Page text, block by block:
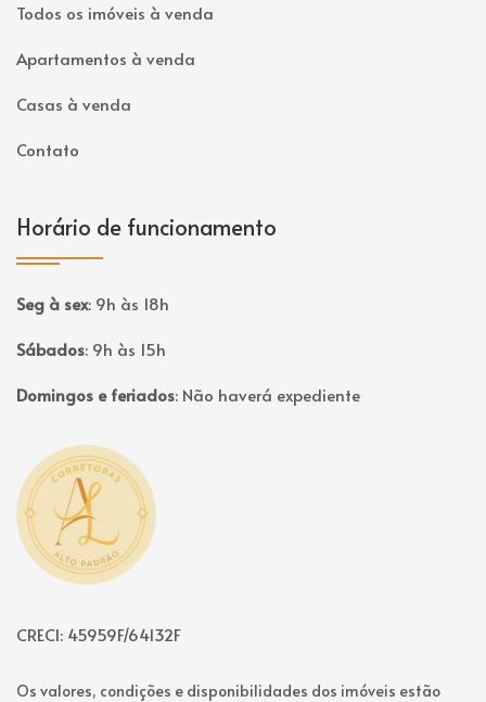
Todos os imóveis à venda
Apartamentos à venda
Casas à venda
Contato
Horário de funcionamento
Seg à sex: 9h às 18h
Sábados: 9h às 15h
Domingos e feriados: Não haverá expediente
Página inicial
CRECI: 45959F/64132F
Os valores, condições e disponibilidades dos imóveis estão